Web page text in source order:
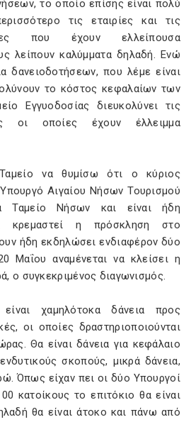
το οποίο επίσης είναι πολύ
τις εταιρίες και τις
που έχουν ελλείπουσα
λείπουν καλύμματα δηλαδή. Ενώ
δανειοδοτήσεων, που λέμε είναι
το κόστος κεφαλαίων των
Εγγυοδοσίας διευκολύνει τις
οι οποίες έχουν έλλειμμα
να θυμίσω ότι ο κύριος
Αιγαίου Νήσων Τουρισμού
Ταμείο Νήσων και είναι ήδη
κρεμαστεί η πρόσκληση στο
ήδη εκδηλώσει ενδιαφέρον δύο
Μαΐου αναμένεται να κλείσει η
ο συγκεκριμένος διαγωνισμός.
χαμηλότοκα δάνεια προς
οι οποίες δραστηριοποιούνται
Θα είναι δάνεια για κεφάλαιο
σκοπούς, μικρά δάνεια,
Όπως είχαν πει οι δύο Υπουργοί
κατοίκους το επιτόκιο θα είναι
θα είναι άτοκο και πάνω από